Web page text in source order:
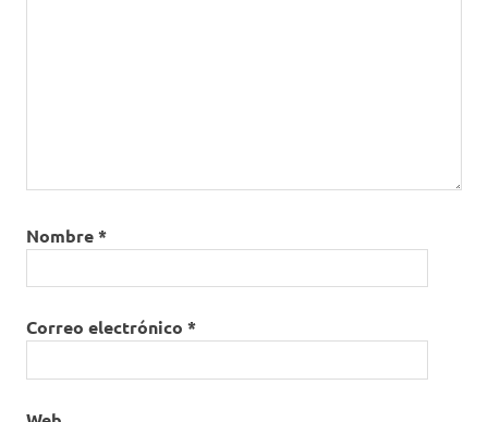
Nombre*
Correo electrónico *